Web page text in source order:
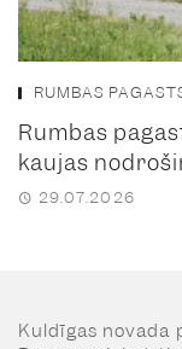
RUMBAS
Rumbas
kaujas
29.07.2026
Kuldīgas novada